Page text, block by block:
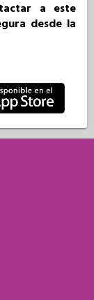
a este
desde la